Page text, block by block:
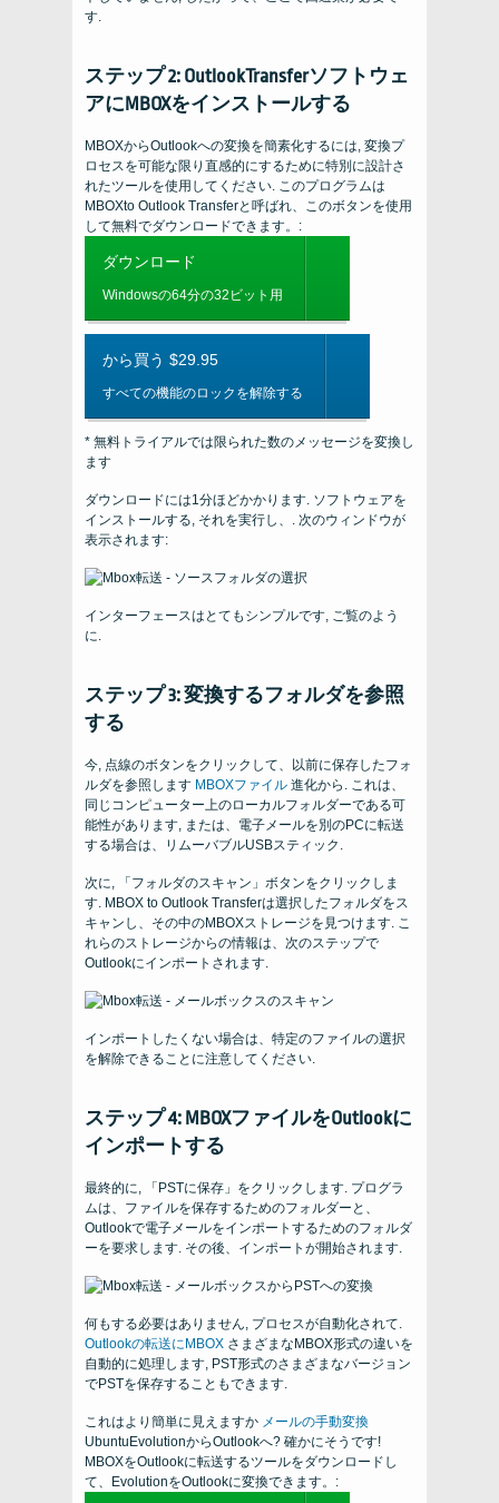
す.
ステップ 2: OutlookTransferソフトウェ
アにMBOXをインストールする
MBOXからOutlookへの変換を簡素化するには, 変換プ
ロセスを可能な限り直感的にするために特別に設計さ
れたツールを使用してください. このプログラムは
MBOXto Outlook Transferと呼ばれ、このボタンを使用
して無料でダウンロードできます。:
ダウンロード
Windowsの64分の32ビット用
から買う $29.95
すべての機能のロックを解除する
* 無料トライアルでは限られた数のメッセージを変換し
ます
ダウンロードには1分ほどかかります. ソフトウェアを
インストールする, それを実行し、. 次のウィンドウが
表示されます:
インターフェースはとてもシンプルです, ご覧のよう
に.
ステップ 3: 変換するフォルダを参照
する
今, 点線のボタンをクリックして、以前に保存したフォ
ルダを参照します MBOXファイル 進化から. これは、
同じコンピューター上のローカルフォルダーである可
能性があります, または、電子メールを別のPCに転送
する場合は、リムーバブルUSBスティック.
次に, 「フォルダのスキャン」ボタンをクリックしま
す. MBOX to Outlook Transferは選択したフォルダをス
キャンし、その中のMBOXストレージを見つけます. こ
れらのストレージからの情報は、次のステップで
Outlookにインポートされます.
インポートしたくない場合は、特定のファイルの選択
を解除できることに注意してください.
ステップ 4: MBOXファイルをOutlookに
インポートする
最終的に, 「PSTに保存」をクリックします. プログラ
ムは、ファイルを保存するためのフォルダーと、
Outlookで電子メールをインポートするためのフォルダ
ーを要求します. その後、インポートが開始されます.
何もする必要はありません, プロセスが自動化されて.
Outlookの転送にMBOX さまざまなMBOX形式の違いを
自動的に処理します, PST形式のさまざまなバージョン
でPSTを保存することもできます.
これはより簡単に見えますか メールの手動変換
UbuntuEvolutionからOutlookへ? 確かにそうです!
MBOXをOutlookに転送するツールをダウンロードし
て、EvolutionをOutlookに変換できます。: